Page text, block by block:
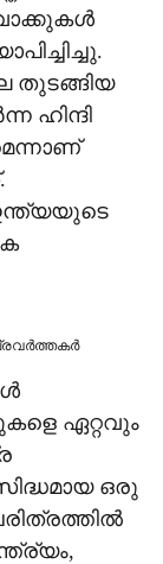
വാക്കുകള്‍
തുടങ്ങിയ
ഹിന്ദി
ഏറ്റവും
ഒരു